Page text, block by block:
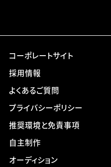
コーポレートサイト
採用情報
よくあるご質問
プライバシーポリシー
推奨環境と免責事項
自主制作
オーディション